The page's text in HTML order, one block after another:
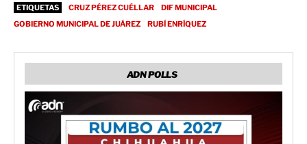
ETIQUETAS CRUZ PÉREZ CUÉLLAR
DIF MUNICIPAL
GOBIERNO MUNICIPAL DE JUÁREZ
RUBÍ ENRÍQUEZ
ADN POLLS